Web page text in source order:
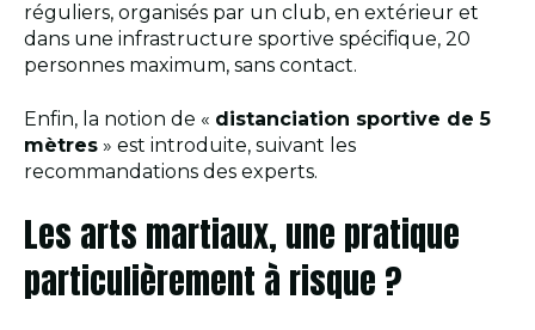
réguliers, organisés par un club, en extérieur et
dans une infrastructure sportive spécifique, 20
personnes maximum, sans contact.
Enfin, la notion de « distanciation sportive de 5
mètres » est introduite, suivant les
recommandations des experts.
Les arts martiaux, une pratique
particulièrement à risque ?